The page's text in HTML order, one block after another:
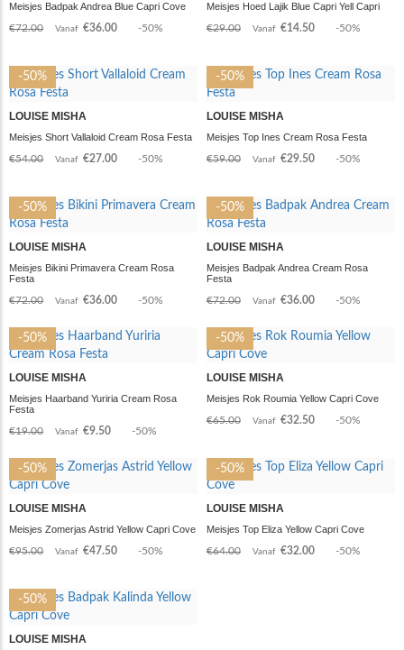
Meisjes Badpak Andrea Blue Capri Cove
€72.00
Vanaf €36.00 -50%
Meisjes Hoed Lajik Blue Capri Yell Capri
€29.00
Vanaf €14.50 -50%
-50%
LOUISE MISHA
Meisjes Short Vallaloid Cream Rosa Festa
€54.00
Vanaf €27.00 -50%
-50%
LOUISE MISHA
Meisjes Top Ines Cream Rosa Festa
€59.00
Vanaf €29.50 -50%
-50%
LOUISE MISHA
Meisjes Bikini Primavera Cream Rosa
Festa
€72.00
Vanaf €36.00 -50%
-50%
LOUISE MISHA
Meisjes Badpak Andrea Cream Rosa
Festa
€72.00
Vanaf €36.00 -50%
-50%
LOUISE MISHA
Meisjes Haarband Yuriria Cream Rosa
Festa
€19.00
Vanaf €9.50 -50%
-50%
LOUISE MISHA
Meisjes Rok Roumia Yellow Capri Cove
€65.00
Vanaf €32.50 -50%
-50%
LOUISE MISHA
Meisjes Zomerjas Astrid Yellow Capri Cove
€95.00
Vanaf €47.50 -50%
-50%
LOUISE MISHA
Meisjes Top Eliza Yellow Capri Cove
€64.00
Vanaf €32.00 -50%
-50%
LOUISE MISHA